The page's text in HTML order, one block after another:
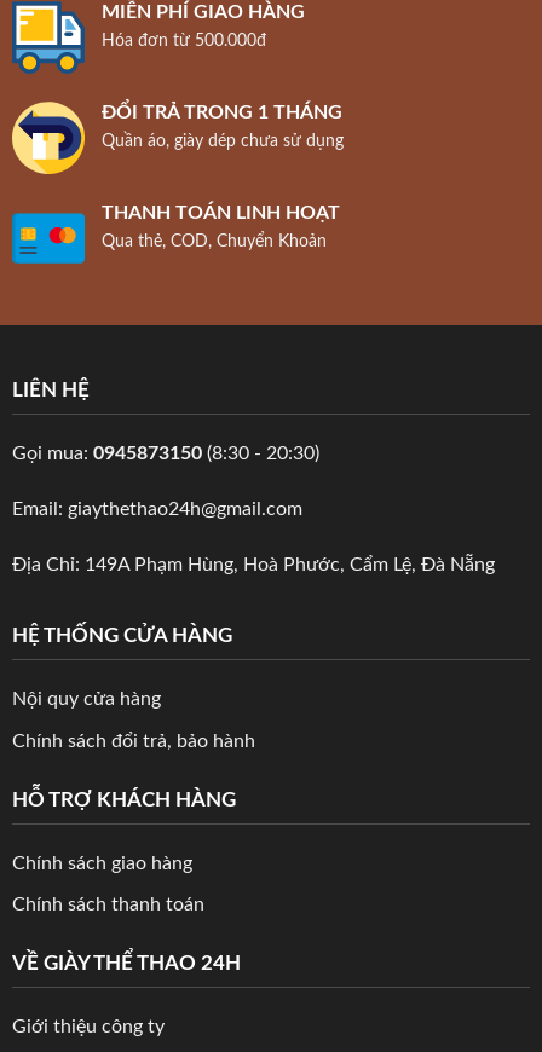
MIỄN PHÍ GIAO HÀNG
Hóa đơn từ 500.000đ
ĐỔI TRẢ TRONG 1 THÁNG
Quần áo, giày dép chưa sử dụng
THANH TOÁN LINH HOẠT
Qua thẻ, COD, Chuyển Khoản
LIÊN HỆ
Gọi mua: 0945873150(8:30 - 20:30)
Email: giaythethao24h@gmail.com
Địa Chỉ: 149A Phạm Hùng, Hoà Phước, Cẩm Lệ, Đà Nẵng
HỆ THỐNG CỬA HÀNG
Nội quy cửa hàng
Chính sách đổi trả, bảo hành
HỖ TRỢ KHÁCH HÀNG
Chính sách giao hàng
Chính sách thanh toán
VỀ GIÀY THỂ THAO 24H
Giới thiệu công ty